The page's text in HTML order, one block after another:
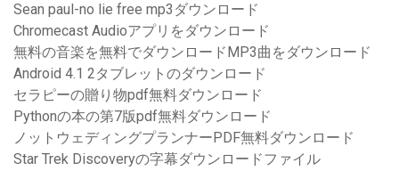
Sean paul-no lie free mp3ダウンロード
Chromecast Audioアプリをダウンロード
無料の音楽を無料でダウンロードMP3曲をダウンロード
Android 4.1 2タブレットのダウンロード
セラピーの贈り物pdf無料ダウンロード
Pythonの本の第7版pdf無料ダウンロード
ノットウェディングプランナーPDF無料ダウンロード
Star Trek Discoveryの字幕ダウンロードファイル